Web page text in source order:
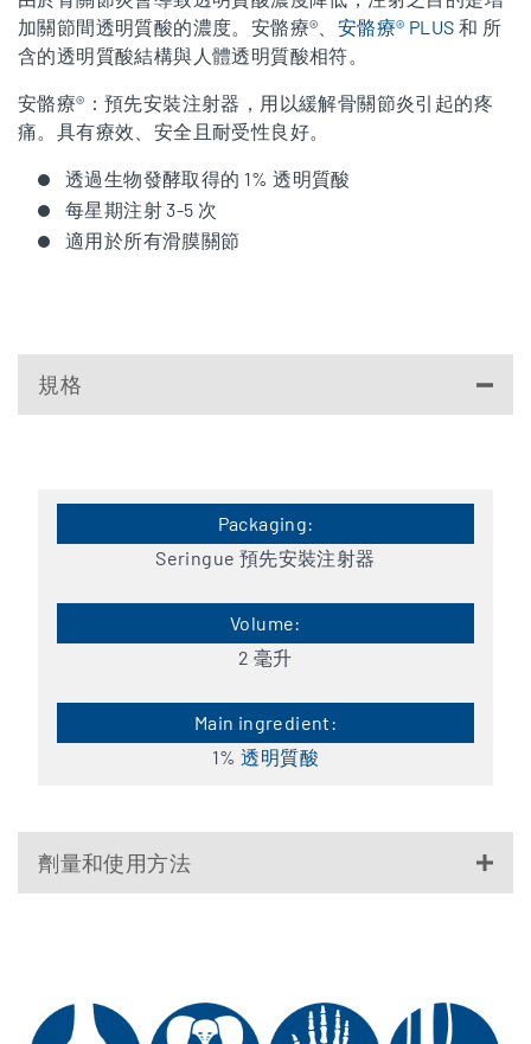
加關節間透明質酸的濃度。安骼療®、 安骼療® PLUS 和 所
含的透明質酸結構與人體透明質酸相符。
安骼療®：預先安裝注射器，用以緩解骨關節炎引起的疼
痛。具有療效、安全且耐受性良好。
透過生物發酵取得的 1% 透明質酸
每星期注射 3-5 次
適用於所有滑膜關節
規格
Seringue 預先安裝注射器
2 毫升
1% 透明質酸
劑量和使用方法